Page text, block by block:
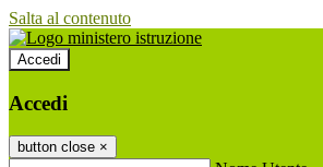
Salta al contenuto
Accedi
Accedi
button close ×